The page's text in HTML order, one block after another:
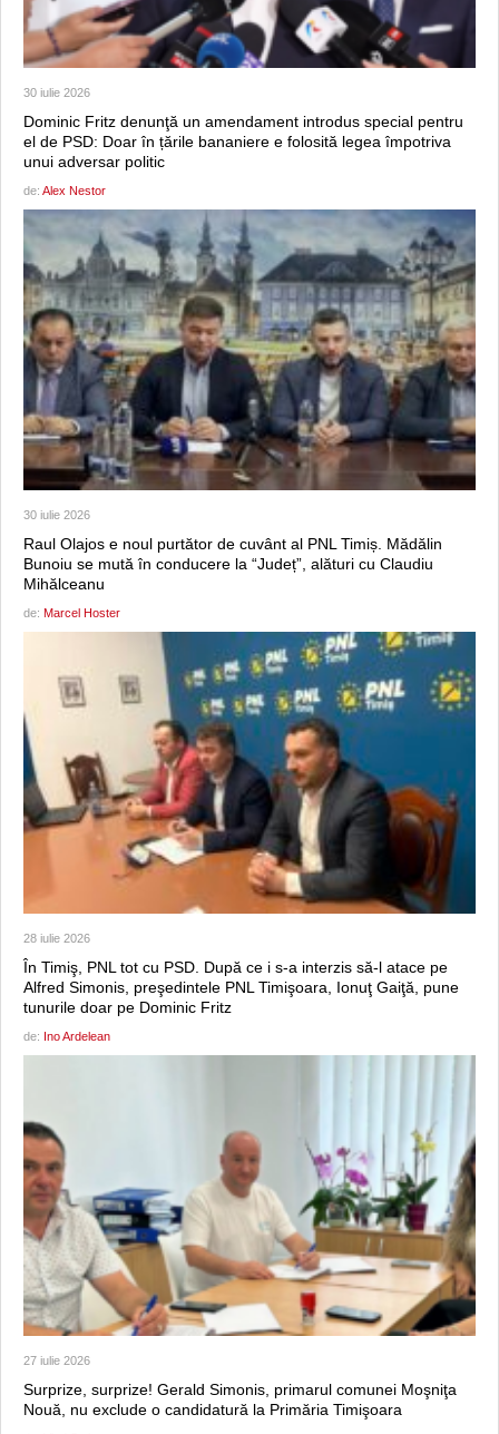
30 iulie 2026
Dominic Fritz denunţă un amendament introdus special pentru
el de PSD: Doar în țările bananiere e folosită legea împotriva
unui adversar politic
de: Alex Nestor
30 iulie 2026
Raul Olajos e noul purtător de cuvânt al PNL Timiș. Mădălin
Bunoiu se mută în conducere la “Județ”, alături cu Claudiu
Mihălceanu
de: Marcel Hoster
28 iulie 2026
În Timiş, PNL tot cu PSD. După ce i s-a interzis să-l atace pe
Alfred Simonis, preşedintele PNL Timişoara, Ionuţ Gaiţă, pune
tunurile doar pe Dominic Fritz
de: Ino Ardelean
27 iulie 2026
Surprize, surprize! Gerald Simonis, primarul comunei Moşniţa
Nouă, nu exclude o candidatură la Primăria Timişoara